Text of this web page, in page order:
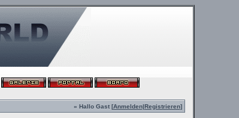
» Hallo Gast [Anmelden|Registrieren]